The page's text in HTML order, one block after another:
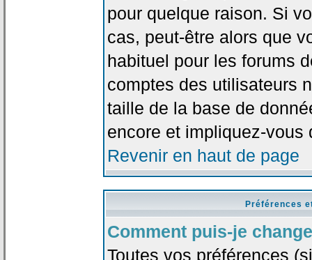
pour quelque raison. Si
cas, peut-être alors que
habituel pour les forums
comptes des utilisateurs
taille de la base de
encore et impliquez-
Revenir en haut de page
Préférences
Comment puis-je
Toutes vos préférences